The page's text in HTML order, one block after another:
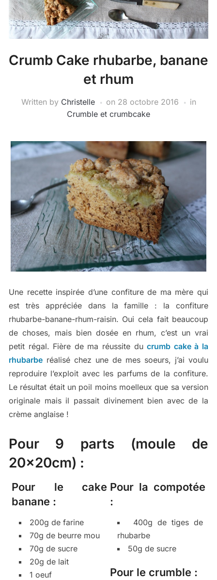
Crumb Cake rhubarbe, banane
et rhum
Written by Christelle on 28 octobre 2016
in
Crumble et crumbcake
Une recette inspirée d’une confiture de ma mère qui
est très appréciée dans la famille : la confiture
rhubarbe-banane-rhum-raisin. Oui cela fait beaucoup
de choses, mais bien dosée en rhum, c’est un vrai
petit régal. Fière de ma réussite ducrumb cake à la
rhubarberéalisé chez une de mes soeurs, j’ai voulu
reproduire l’exploit avec les parfums de la confiture.
Le résultat était un poil moins moelleux que sa version
originale mais il passait divinement bien avec de la
crème anglaise !
Pour 9 parts (moule de
20x20cm) :
Pour le cake
banane :
200g de farine
70g de beurre mou
70g de sucre
20g de lait
1 oeuf
Pour la compotée
:
400g de tiges de
rhubarbe
50g de sucre
Pour le crumble :